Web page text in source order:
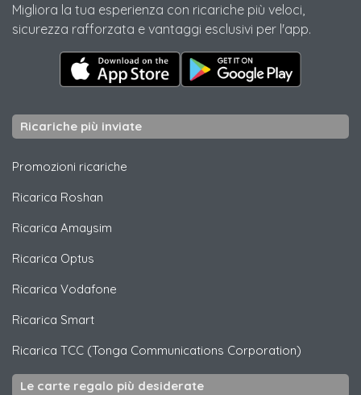
Migliora la tua esperienza con ricariche più veloci,
sicurezza rafforzata e vantaggi esclusivi per l'app.
Ricariche più inviate
Promozioni ricariche
Ricarica Roshan
Ricarica Amaysim
Ricarica Optus
Ricarica Vodafone
Ricarica Smart
Ricarica TCC (Tonga Communications Corporation)
Le carte regalo più desiderate